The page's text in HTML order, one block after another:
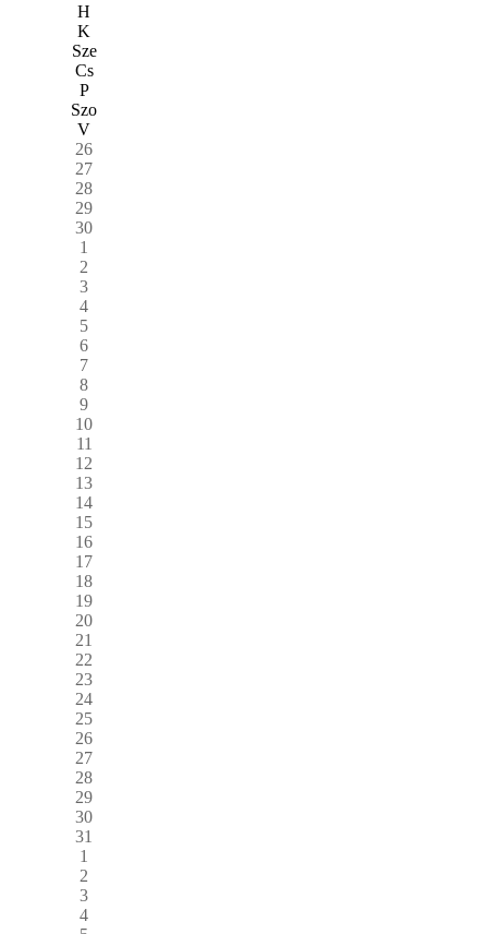
H
K
Sze
Cs
P
Szo
V
26
27
28
29
30
1
2
3
4
5
6
7
8
9
10
11
12
13
14
15
16
17
18
19
20
21
22
23
24
25
26
27
28
29
30
31
1
2
3
4